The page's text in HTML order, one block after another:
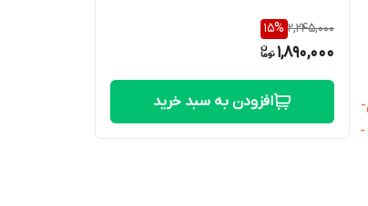
عقب تراجت رکسون-اسپرتيج 2006 - 2010 - آزرا قديم- پاژن- اپتيما 2009 -
2,245,000
15%
1,890,000
افزودن به سبد خرید